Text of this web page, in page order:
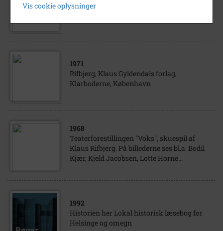
Rifbjerg, Klaus forfatter
1971
Rifbjerg, Klaus Gyldendals forlag,
Klarboderne, København
1968
Teaterforestillingen "Voks", skuespil af
Klaus Rifbjerg. På billederne ses bl.a. Bodil
Kjær, Kjeld Jacobsen, Lotte Horne...
1992
Historien her Lokal historisk læsebog for
Helsinge og omegn
Vis cookie oplysninger